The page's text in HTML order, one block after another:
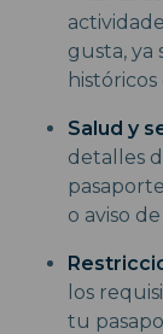
gusta, ya
Salud y
detalles
o aviso
los
tu